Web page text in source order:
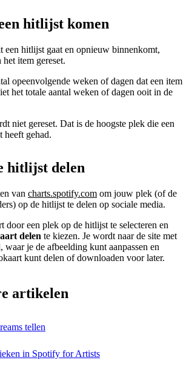
hitlijst komen
een hitlijst gaat en opnieuw binnenkomt,
item gereset.
opeenvolgende weken of dagen dat een item
het totale aantal weken of dagen ooit in de
niet gereset. Dat is de hoogste plek die een
heeft gehad.
hitlijst delen
van charts.spotify.com om jouw plek (of de
op de hitlijst te delen op sociale media.
door een plek op de hitlijst te selecteren en
delen te kiezen. Je wordt naar de site met
waar je de afbeelding kunt aanpassen en
kunt delen of downloaden voor later.
artikelen
tellen
in Spotify for Artists